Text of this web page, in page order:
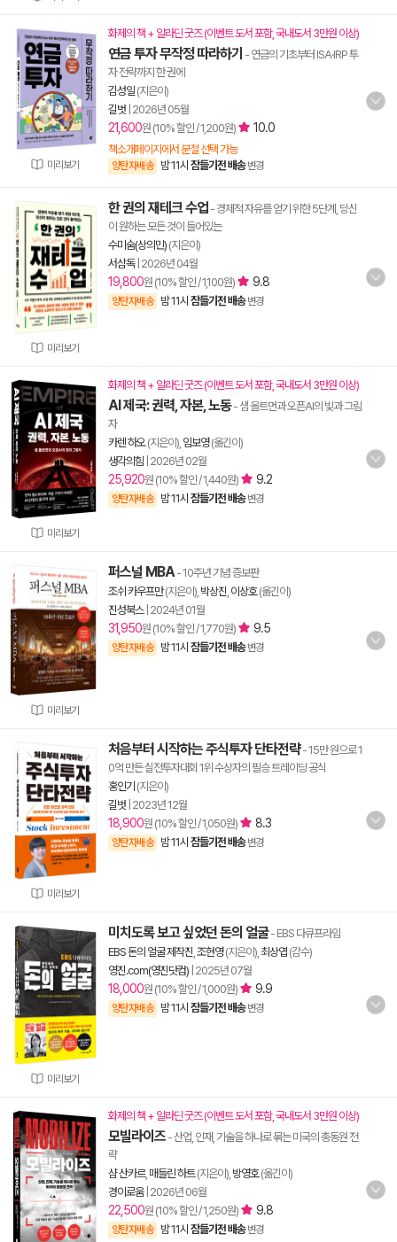
미리보기
화제의 책 + 알라딘 굿즈 (이벤트 도서 포함, 국내도서 3만원 이상)
연금 투자 무작정 따라하기 - 연금의 기초부터 ISA·IRP 투
자 전략까지 한 권에
김성일 (지은이)
길벗 2026년 05월
21,600원 (10% 할인 / 1,200원) 10.0
책소개페이지에서 분철 선택 가능
양탄자배송 밤 11시 잠들기전 배송 변경
미리보기
한 권의 재테크 수업 - 경제적 자유를 얻기 위한 5단계, 당신
이 원하는 모든 것이 들어있는
수미숨(상의민) (지은이)
서삼독| 2026년 04월
19,800원 (10% 할인 / 1,100원) 9.8
양탄자배송 밤 11시 잠들기전 배송 변경
미리보기
화제의 책 + 알라딘 굿즈 (이벤트 도서 포함, 국내도서 3만원 이상)
AI 제국: 권력, 자본, 노동- 샘 올트먼과 오픈AI의 빛과 그림
자
카렌 하오(지은이), 임보영(옮긴이)
생각의힘 2026년 02월
25,920원 (10% 할인 / 1,440원) 9.2
양탄자배송 밤 11시 잠들기전 배송 변경
미리보기
퍼스널 MBA- 10주년 기념 증보판
조쉬 카우프만(지은이), 박상진 이상호(옮긴이)
진성북스| 2024년 01월
31,950원 (10% 할인 / 1,770원) 9.5
양탄자배송 밤 11시 잠들기전 배송 변경
미리보기
처음부터 시작하는 주식투자 단타전략- 15만 원으로 1
0억 만든 실전투자대회 1위 수상자의 필승 트레이딩 공식
홍인기 (지은이)
길벗 2023년 12월
18,900원 (10% 할인 / 1,050원) 8.3
양탄자배송 밤 11시 잠들기전 배송 변경
미리보기
미치도록 보고 싶었던 돈의 얼굴- EBS 다큐프라임
EBS 돈의 얼굴 제작진 조현영(지은이), 최상엽 (감수)
영진.com(영진닷컴) 2025년 07월
18,000원 (10% 할인 / 1,000원) 9.9
양탄자배송 밤 11시 잠들기전 배송 변경
화제의 책 + 알라딘 굿즈 (이벤트 도서 포함, 국내도서 3만원 이상)
모빌라이즈 - 산업, 인재, 기술을 하나로 묶는 미국의 총동원 전
략
샴 산카르, 매들린 하트(지은이), 방영호(옮긴이)
경이로움| 2026년 06월
22,500원 (10% 할인 / 1,250원) 9.8
양탄자배송 밤 11시 잠들기전 배송 변경